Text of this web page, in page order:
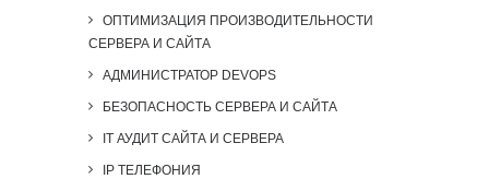
ОПТИМИЗАЦИЯ ПРОИЗВОДИТЕЛЬНОСТИ
СЕРВЕРА И САЙТА
АДМИНИСТРАТОР DEVOPS
БЕЗОПАСНОСТЬ СЕРВЕРА И САЙТА
IT АУДИТ САЙТА И СЕРВЕРА
IP ТЕЛЕФОНИЯ